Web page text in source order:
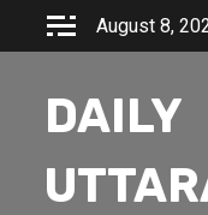
August 8,
DAILY